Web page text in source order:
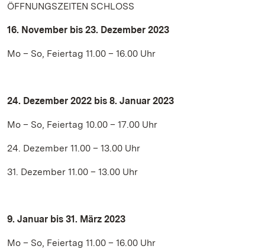
ÖFFNUNGSZEITEN SCHLOSS
16. November bis 23. Dezember 2023
Mo – So, Feiertag 11.00 – 16.00 Uhr
24. Dezember 2022 bis 8. Januar 2023
Mo – So, Feiertag 10.00 – 17.00 Uhr
24. Dezember 11.00 – 13.00 Uhr
31. Dezember 11.00 – 13.00 Uhr
9. Januar bis 31. März 2023
Mo – So, Feiertag 11.00 – 16.00 Uhr